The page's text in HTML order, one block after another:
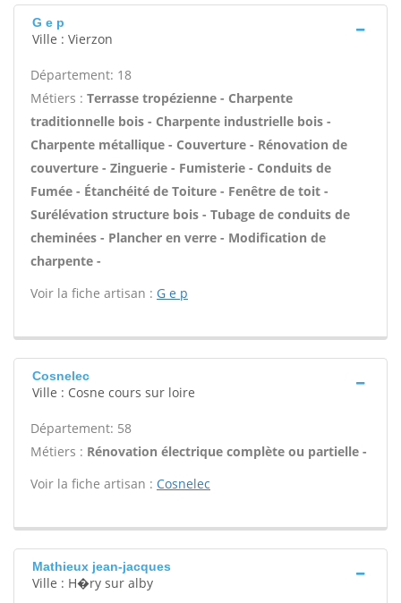
G e p
Ville : Vierzon
Département: 18
Métiers : Terrasse tropézienne - Charpente
traditionnelle bois - Charpente industrielle bois -
Charpente métallique - Couverture - Rénovation de
couverture - Zinguerie - Fumisterie - Conduits de
Fumée - Étanchéité de Toiture - Fenêtre de toit -
Surélévation structure bois - Tubage de conduits de
cheminées - Plancher en verre - Modification de
charpente -
Voir la fiche artisan : G e p
Cosnelec
Ville : Cosne cours sur loire
Département: 58
Métiers : Rénovation électrique complète ou partielle -
Voir la fiche artisan : Cosnelec
Mathieux jean-jacques
Ville : H�ry sur alby